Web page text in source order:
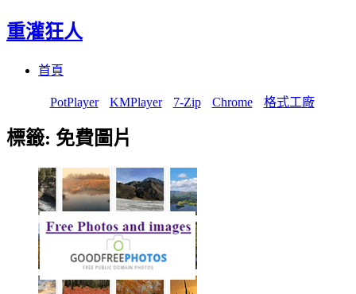
重灌狂人
首頁
PotPlayer KMPlayer 7-Zip Chrome 格式工廠
標籤: 免費圖片